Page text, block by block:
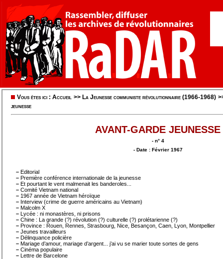
Vous êtes ici : Accueil >> La Jeunesse communiste révolutionnaire (1966-1968)
jeunesse
AVANT-GARDE JEUNESSE
- n° 4
- Date : Février 1967
– Editorial
– Première conférence internationale de la jeunesse
– Et pourtant le vent malmenait les banderoles...
– Comité Vietnam national
– 1967 année de Vietnam héroïque
– Interview (crime de guerre américains au Vietnam)
– Malcolm X
– Lycée : ni monastères, ni prisons
– Chine : La grande (?) révolution (?) culturelle (?) prolétarienne (?)
– Province : Rouen, Rennes, Strasbourg, Nice, Besançon, Caen, Lyon, Montpellier
– Jeunes travailleurs
– Délinquance policière
– Mariage d’amour, mariage d’argent... j’ai vu se marier toute sortes de gens
– Cinéma populaire
– Lettre de Barcelone